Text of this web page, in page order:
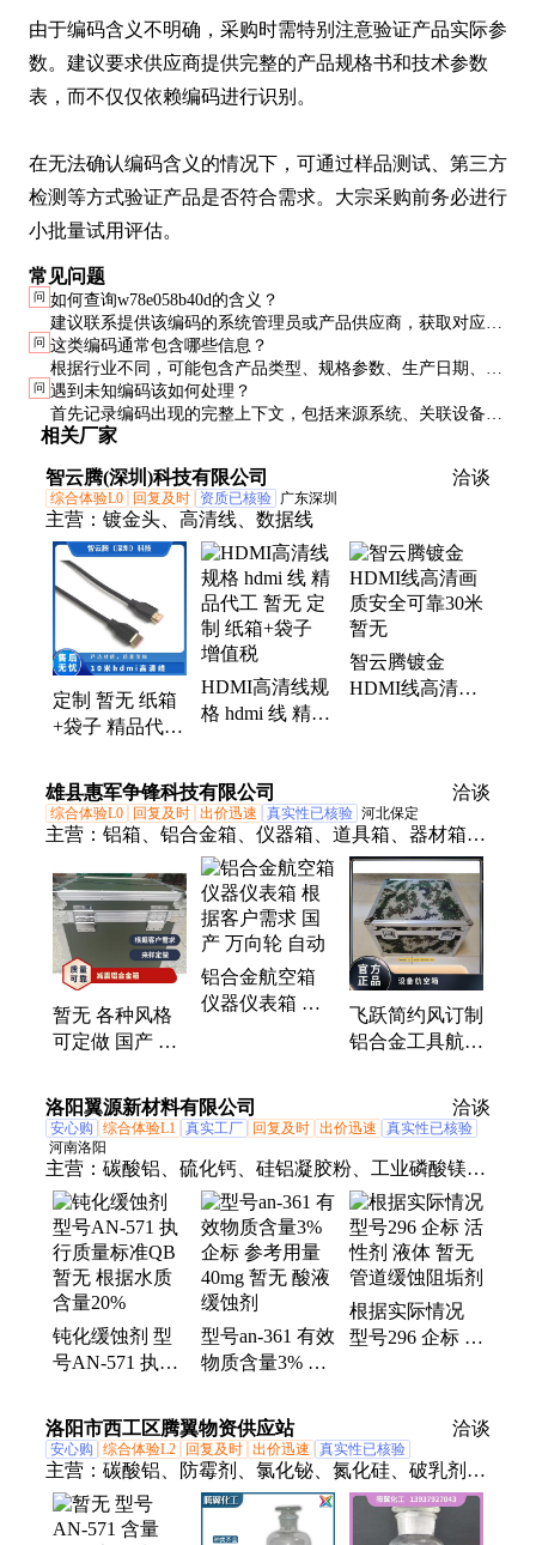
由于编码含义不明确，采购时需特别注意验证产品实际参
数。建议要求供应商提供完整的产品规格书和技术参数
表，而不仅仅依赖编码进行识别。
在无法确认编码含义的情况下，可通过样品测试、第三方
检测等方式验证产品是否符合需求。大宗采购前务必进行
小批量试用评估。
常见问题
问 如何查询w78e058b40d的含义？
建议联系提供该编码的系统管理员或产品供应商，获取对应的
编码规则手册。部分行业组织也会维护公共的编码数据库可供
查询。
问 这类编码通常包含哪些信息？
根据行业不同，可能包含产品类型、规格参数、生产日期、批
次号、版本号等信息。具体字段定义需要参考相应的编码规
范。
问 遇到未知编码该如何处理？
首先记录编码出现的完整上下文，包括来源系统、关联设备和
获取时间。然后通过官方技术支持渠道进行确认，避免自行猜
相关厂家
智云腾(深圳)科技有限公司 洽谈
综合体验L0 回复及时 资质已核验 广东深圳
主营： 镀金头、高清线、数据线
定制 暂无 纸箱
+袋子 精品代工
hdmi高清线
HDMI高清线规
格 hdmi 线 精品
税
智云腾镀金
HDMI线高清画
雄县惠军争锋科技有限公司 洽谈
综合体验L0 回复及时 出价迅速 真实性已核验 河北保定
主营： 铝箱、铝合金箱、仪器箱、道具箱、器材箱、
附件箱、收纳箱、航空箱、工具箱、电子仪表箱、实
验仪器包装箱、消防器材箱、指挥作业箱、侦查作业
箱、勘测仪器包装箱、仪器仪表箱、乐器包装箱、舞
台道具箱、服装道具箱、运输储备箱、通讯设备箱、
五金工具箱、铝合金航空箱、产品展示箱、物资器材
箱
暂无 各种风格
可定做 国产 适
金 减震航空箱
铝合金航空箱
仪器仪表箱 根
飞跃简约风订制
铝合金工具航空
仪器仪表专用箱
洛阳翼源新材料有限公司 洽谈
安心购 综合体验L1 真实工厂 回复及时 出价迅速
真实性已核验
河南洛阳
主营： 碳酸铝、硫化钙、硅铝凝胶粉、工业磷酸镁、
闪点提高剂、表面活性剂、耐火材料、水处理原材料
钝化缓蚀剂 型
号AN-571 执行
无 根据水质 含
量20%
型号an-361 有效
物质含量3% 企
40mg 暂无 酸液
缓蚀剂
根据实际情况
型号296 企标 活
洛阳市西工区腾翼物资供应站
洽谈
安心购 综合体验L2 回复及时 出价迅速 真实性已核验
主营： 碳酸铝、防霉剂、氯化铋、氮化硅、破乳剂、
硅酸镁、磷酸铝、化学试剂、抗静电剂、乙酸乙酯、
氢氧化镁、焦磷酸钠、干燥通风、次磷酸镁、氯化氢